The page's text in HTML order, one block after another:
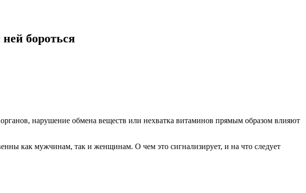
бороться
нарушение обмена веществ или нехватка витаминов прямым образом влияют
как мужчинам, так и женщинам. О чем это сигнализирует, и на что следует